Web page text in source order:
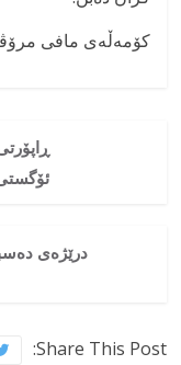
کۆمەڵەی مافی
ئۆگستی
درێژەی
Share This Post: